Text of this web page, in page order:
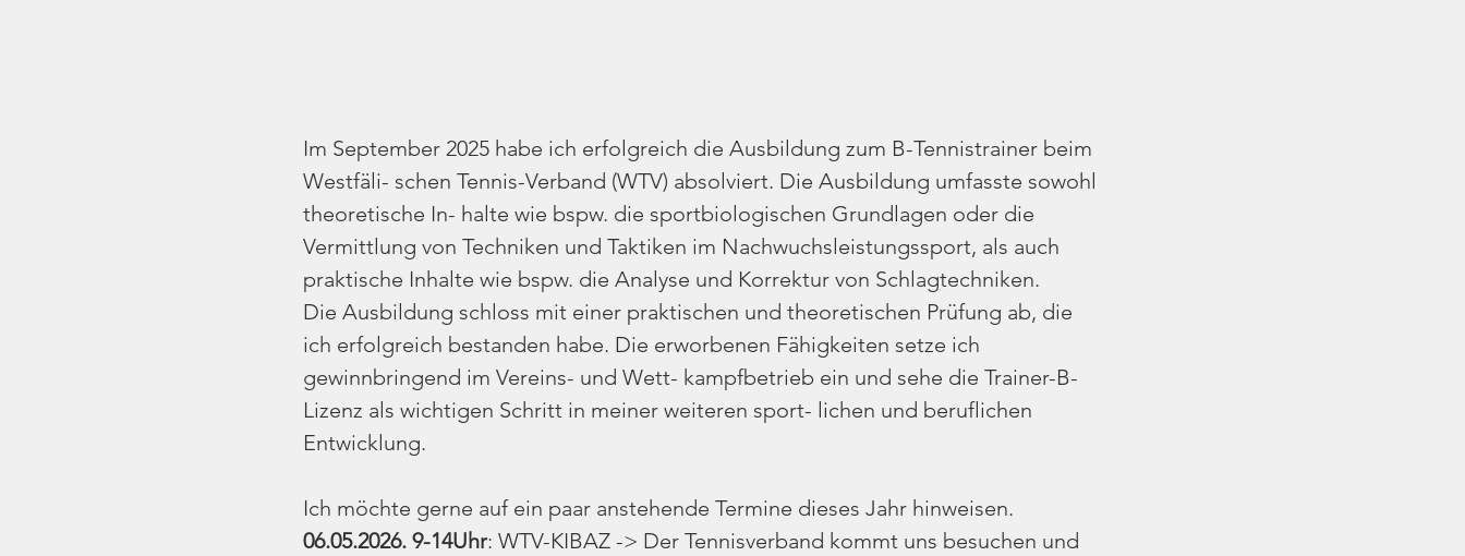
Im September 2025 habe ich erfolgreich die Ausbildung zum B-Tennistrainer beim
Westfäli- schen Tennis-Verband (WTV) absolviert. Die Ausbildung umfasste sowohl
theoretische In- halte wie bspw. die sportbiologischen Grundlagen oder die
Vermittlung von Techniken und Taktiken im Nachwuchsleistungssport, als auch
praktische Inhalte wie bspw. die Analyse und Korrektur von Schlagtechniken.
Die Ausbildung schloss mit einer praktischen und theoretischen Prüfung ab, die
ich erfolgreich bestanden habe. Die erworbenen Fähigkeiten setze ich
gewinnbringend im Vereins- und Wett- kampfbetrieb ein und sehe die Trainer-B-
Lizenz als wichtigen Schritt in meiner weiteren sport- lichen und beruflichen
Entwicklung.
Ich möchte gerne auf ein paar anstehende Termine dieses Jahr hinweisen.
06.05.2026. 9-14Uhr: WTV-KIBAZ -> Der Tennisverband kommt uns besuchen und